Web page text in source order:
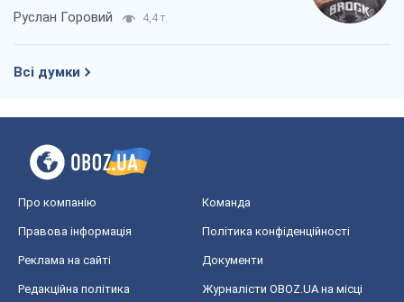
Руслан Горовий 4,4 т.
Всі думки
Про компанію Команда
Правова інформація Політика конфіденційності
Реклама на сайті Документи
Редакційна політика
Журналісти OBOZ.UA на місці